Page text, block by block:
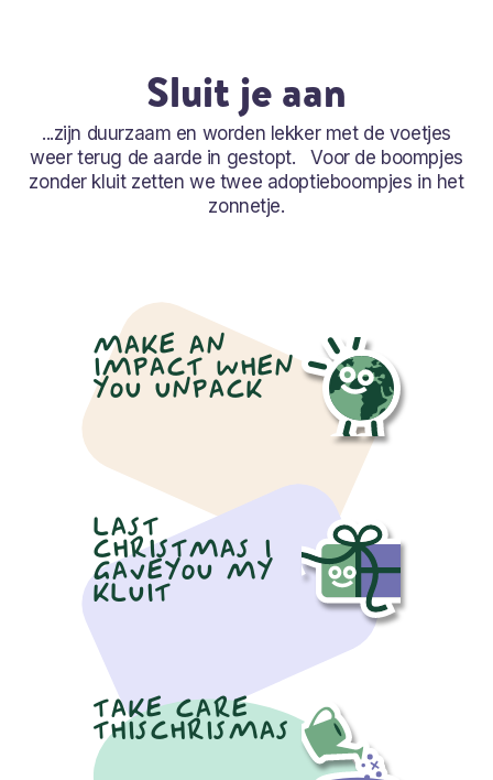
Sluit je aan
...zijn duurzaam en worden lekker met de voetjes
weer terug de aarde in gestopt. Voor de boompjes
zonder kluit zetten we twee adoptieboompjes in het
zonnetje.
MAKE AN
IMPACT WHEN
YOU UNPACK
LAST
CHRISTMAS I
GAVEYOU MY
KLUIT
TAKE CARE
THISCHRISMAS